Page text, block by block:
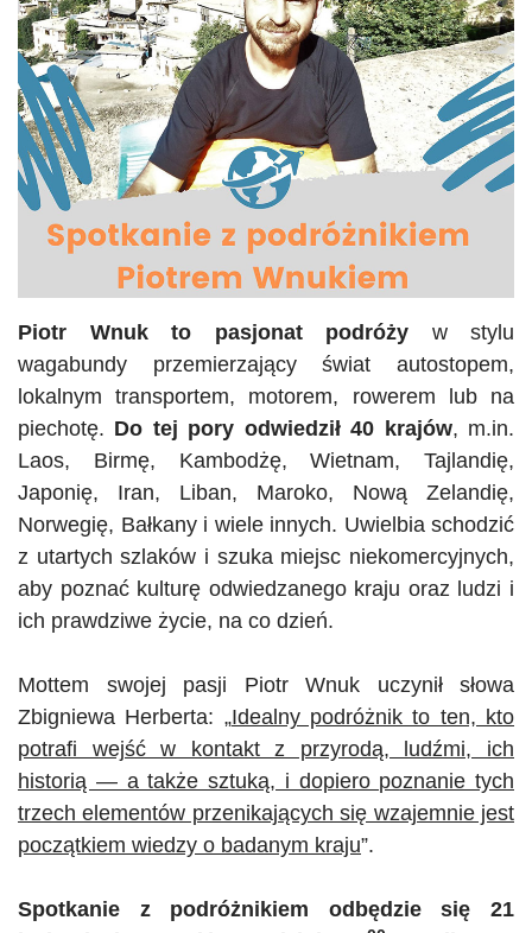
Piotr Wnuk to pasjonat podróży w stylu
wagabundy przemierzający świat autostopem,
lokalnym transportem, motorem, rowerem lub na
piechotę. Do tej pory odwiedził 40 krajów, m.in.
Laos, Birmę, Kambodżę, Wietnam, Tajlandię,
Japonię, Iran, Liban, Maroko, Nową Zelandię,
Norwegię, Bałkany i wiele innych. Uwielbia schodzić
z utartych szlaków i szuka miejsc niekomercyjnych,
aby poznać kulturę odwiedzanego kraju oraz ludzi i
ich prawdziwe życie, na co dzień.
Mottem swojej pasji Piotr Wnuk uczynił słowa
Zbigniewa Herberta: „Idealny podróżnik to ten, kto
potrafi wejść w kontakt z przyrodą, ludźmi, ich
historią — a także sztuką, i dopiero poznanie tych
trzech elementów przenikających się wzajemnie jest
początkiem wiedzy o badanym kraju”.
Spotkanie z podróżnikiem odbędzie się 21